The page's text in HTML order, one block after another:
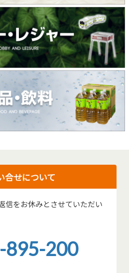
合せについて
信をお休みとさせていただい
895-200